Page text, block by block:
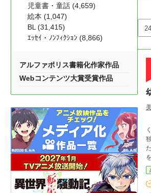
児童書・童話 (4,659)
絵本 (1,047)
BL (31,415)
ｴｯｾｲ・ﾉﾝﾌｨｸｼｮﾝ (8,866)
アルファポリス書籍化作家作品
Webコンテンツ大賞受賞作品